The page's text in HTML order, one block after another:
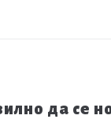
да се